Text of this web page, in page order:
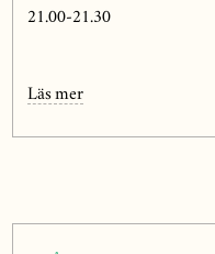
21.00-21.30
Läs mer